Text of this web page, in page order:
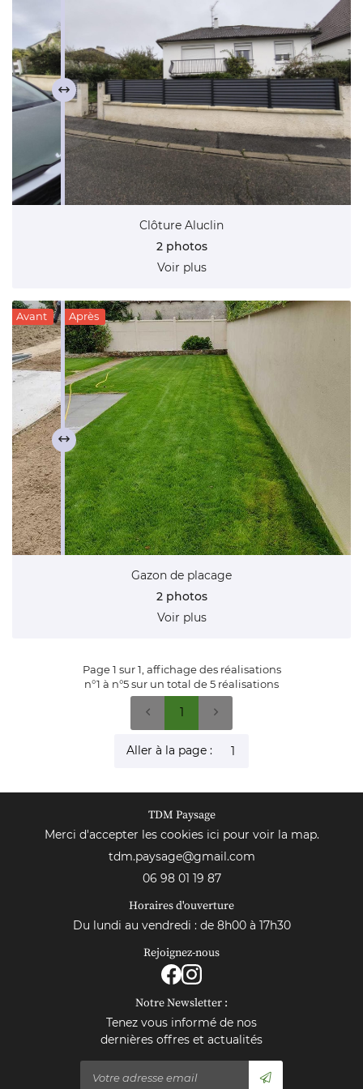
Contact
Restez
Inscription
Clôture Aluclin
2 photos
Voir plus
Avant Après
Gazon de placage
2 photos
Voir plus
Page 1 sur 1, affichage des réalisations
n°1 à n°5 sur un total de 5 réalisations
1
Aller à la page :
TDM Paysage
Merci d'accepter les cookies ici pour voir la map.
06 98 01 19 87
Horaires d'ouverture
Du lundi au vendredi : de 8h00 à 17h30
Rejoignez-nous
Notre Newsletter :
Tenez vous informé de nos
dernières offres et actualités